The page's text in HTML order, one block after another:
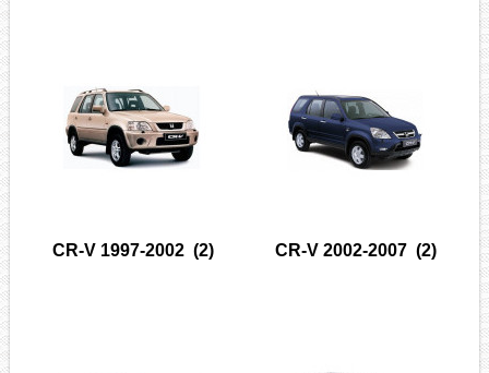
CR-V 1997-2002(2) CR-V 2002-2007 (2)